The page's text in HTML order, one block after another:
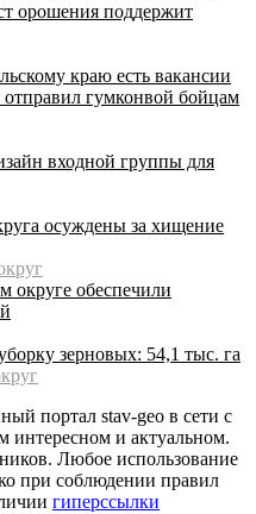
орошения поддержит
краю есть вакансии
гумконвой бойцам
входной группы для
осуждены за хищение
округе обеспечили
зерновых: 54,1 тыс. га
портал stav-geo в сети с
интересном и актуальном.
Любое использование
при соблюдении правил
гиперссылки